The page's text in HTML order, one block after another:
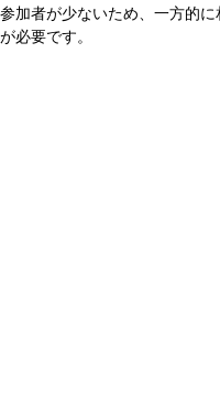
加者が少ないため、一方的に
必要です。